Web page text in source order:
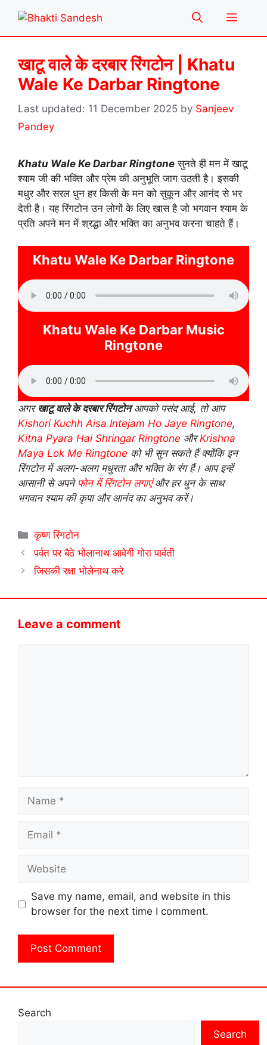
content
Menu
खाटू वाले के दरबार रिंगटोन | Khatu
Wale Ke Darbar Ringtone
11 December 2025 by Sanjeev
Pandey
Khatu Wale Ke Darbar Ringtone सुनते ही मन में खाटू
श्याम जी की भक्ति और प्रेम की अनुभूति जाग उठती है। इसकी
मधुर और सरल धुन हर किसी के मन को सुकून और आनंद से भर
देती है। यह रिंगटोन उन लोगों के लिए खास है जो भगवान श्याम के
प्रति अपने मन में श्रद्धा और भक्ति का अनुभव करना चाहते हैं।
Khatu Wale Ke Darbar Ringtone
Khatu Wale Ke Darbar Music
Ringtone
अगर खाटू वाले के दरबार रिंगटोनआपको पसंद आई, तो आप
Kishori Kuchh Aisa Intejam Ho Jaye Ringtone,
Kitna Pyara Hai Shringar Ringtone औरKrishna
Maya Lok Me Ringtone को भी सुन सकते हैं क्योंकि इन
रिंगटोन में अलग-अलग मधुरता और भक्ति के रंग हैं। आप इन्हें
आसानी से अपने फोन में रिंगटोन लगाएंऔर हर धुन के साथ
भगवान श्याम की कृपा और आनंद का अनुभव करें।
Categories
कृष्ण रिंगटोन
पर्वत पर बैठे भोलानाथ आवेगी गोरा पार्वती
जिसकी रक्षा भोलेनाथ करे
Leave a comment
Name
Email
Website
Save my name, email, and website in this
browser for the next time I comment.
Search
Search